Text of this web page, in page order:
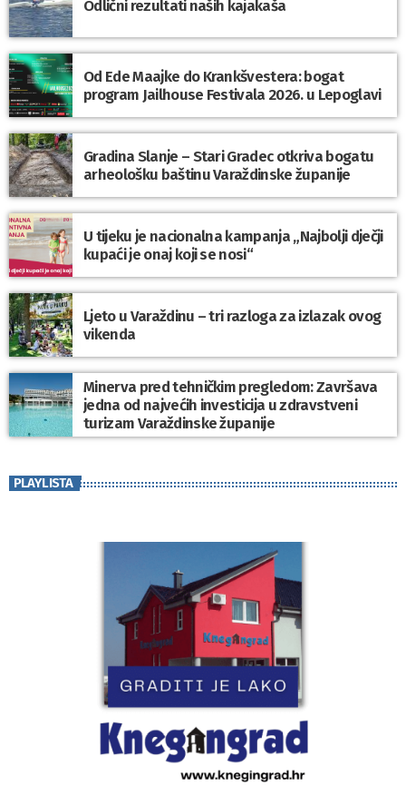
Odlični rezultati naših kajakaša
Od Ede Maajke do Krankšvestera: bogat
program Jailhouse Festivala 2026. u Lepoglavi
Gradina Slanje – Stari Gradec otkriva bogatu
arheološku baštinu Varaždinske županije
U tijeku je nacionalna kampanja „Najbolji dječji
kupaći je onaj koji se nosi“
Ljeto u Varaždinu – tri razloga za izlazak ovog
vikenda
Minerva pred tehničkim pregledom: Završava
jedna od najvećih investicija u zdravstveni
turizam Varaždinske županije
PLAYLISTA